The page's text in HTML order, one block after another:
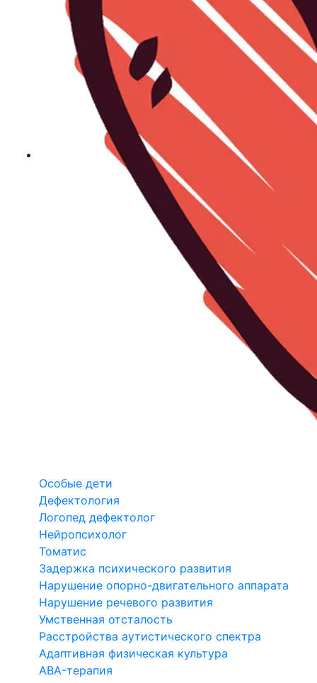
Особые дети
Дефектология
Логопед дефектолог
Нейропсихолог
Томатис
Задержка психического развития
Нарушение опорно-двигательного аппарата
Нарушение речевого развития
Умственная отсталость
Расстройства аутистического спектра
Адаптивная физическая культура
ABA-терапия